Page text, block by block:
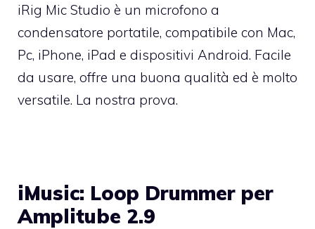
iRig Mic Studio è un microfono a
condensatore portatile, compatibile con Mac,
Pc, iPhone, iPad e dispositivi Android. Facile
da usare, offre una buona qualità ed è molto
versatile. La nostra prova.
iMusic: Loop Drummer per
Amplitube 2.9